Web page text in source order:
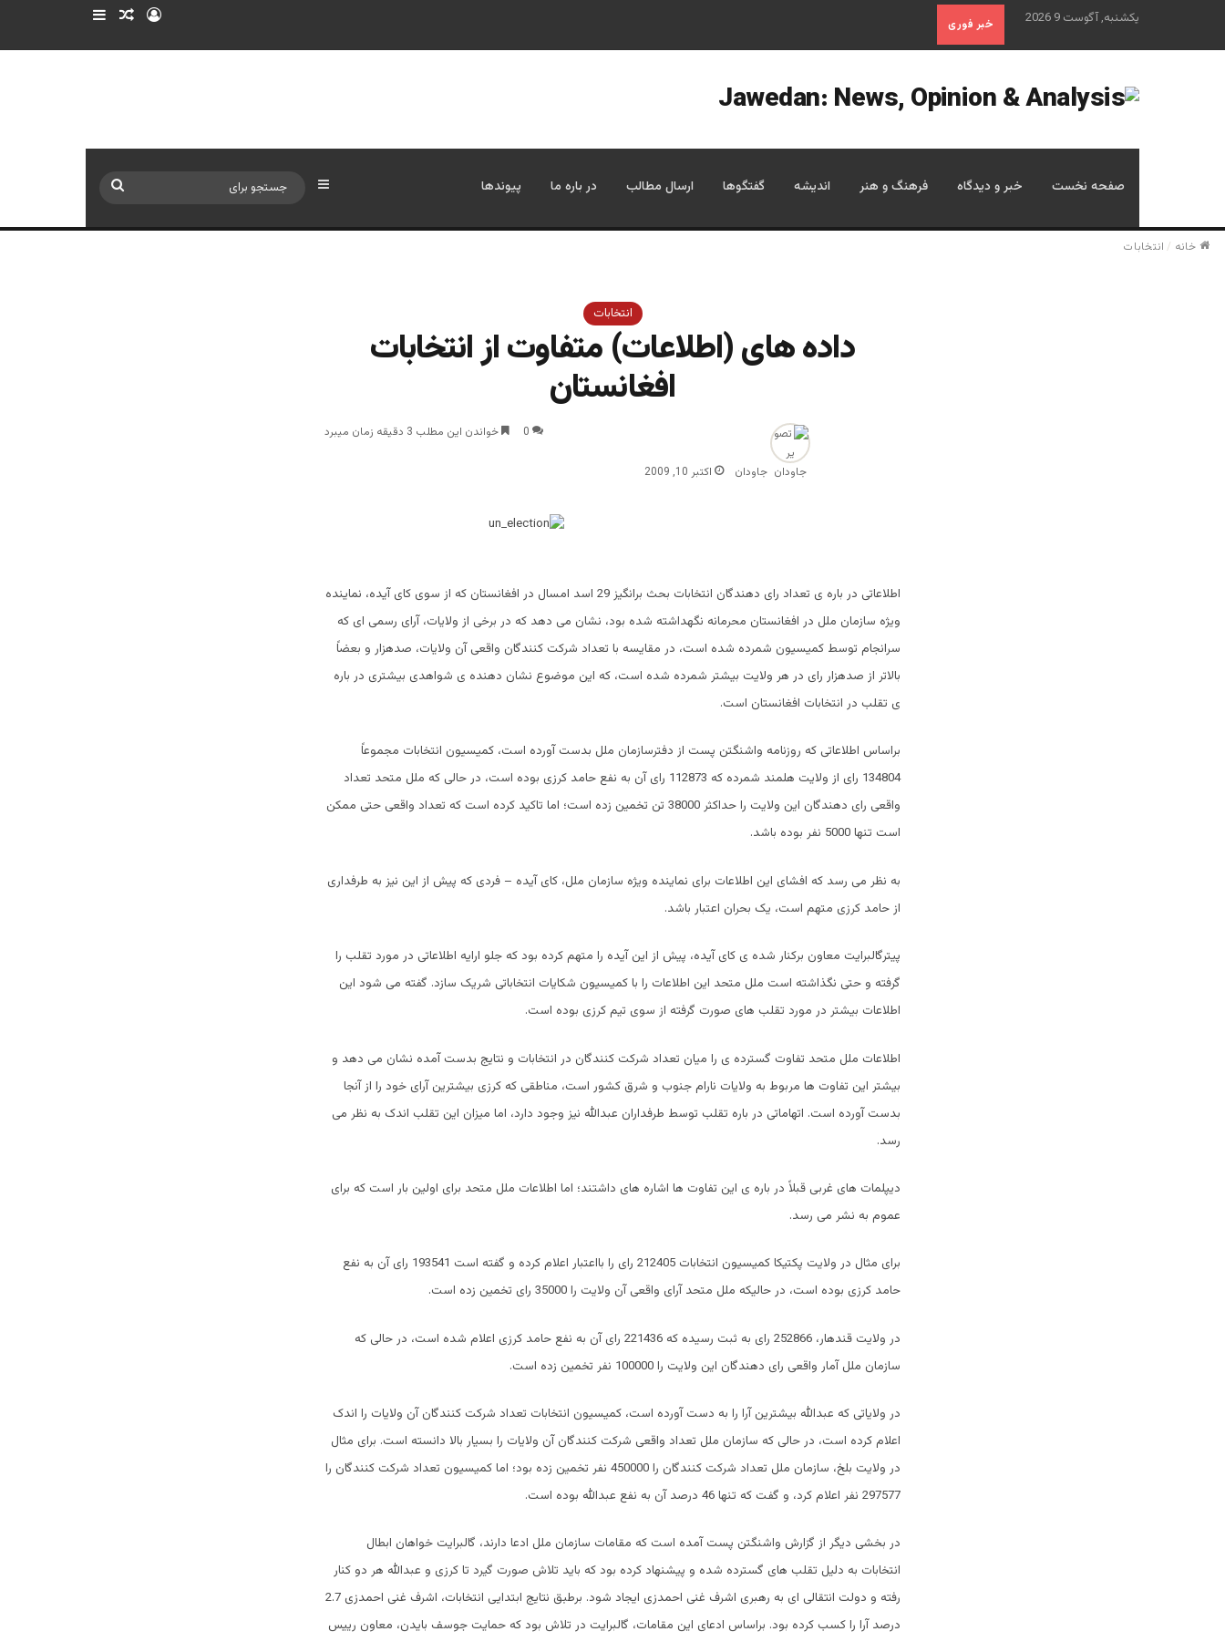
یکشنبه, آگوست 9 2026 خبر فوری ورود نوشته تصادفی
صفحه نخست خبر و دیدگاه فرهنگ و هنر اندیشه گفتگوها ارسال مطالب در باره ما پیوندها سایدبار
خانه / انتخابات
انتخابات
داده های (اطلاعات) متفاوت از انتخابات
افغانستان
جاودان اکتبر 10, 2009
0 خواندن این مطلب 3 دقیقه زمان میبرد
اطلاعاتی در باره ی تعداد رای دهندگان انتخابات بحث برانگیز 29 اسد امسال در افغانستان که از سوی کای آیده، نماینده
ویژه سازمان ملل در افغانستان محرمانه نگهداشته شده بود، نشان می دهد که در برخی از ولایات، آرای رسمی ای که
سرانجام توسط کمیسیون شمرده شده است، در مقایسه با تعداد شرکت کنندگان واقعی آن ولایات، صدهزار و بعضاً
بالاتر از صدهزار رای در هر ولایت بیشتر شمرده شده است، که این موضوع نشان دهنده ی شواهدی بیشتری در باره
ی تقلب در انتخابات افغانستان است.
براساس اطلاعاتی که روزنامه واشنگتن پست از دفترسازمان ملل بدست آورده است، کمیسیون انتخابات مجموعاً
134804 رای از ولایت هلمند شمرده که 112873 رای آن به نفع حامد کرزی بوده است، در حالی که ملل متحد تعداد
واقعی رای دهندگان این ولایت را حداکثر 38000 تن تخمین زده است؛ اما تاکید کرده است که تعداد واقعی حتی ممکن
است تنها 5000 نفر بوده باشد.
به نظر می رسد که افشای این اطلاعات برای نماینده ویژه سازمان ملل، کای آیده – فردی که پیش از این نیز به طرفداری
از حامد کرزی متهم است، یک بحران اعتبار باشد.
پیترگالبرایت معاون برکنار شده ی کای آیده، پیش از این آیده را متهم کرده بود که جلو ارایه اطلاعاتی در مورد تقلب را
گرفته و حتی نگذاشته است ملل متحد این اطلاعات را با کمیسیون شکایات انتخاباتی شریک سازد. گفته می شود این
اطلاعات بیشتر در مورد تقلب های صورت گرفته از سوی تیم کرزی بوده است.
اطلاعات ملل متحد تفاوت گسترده ی را میان تعداد شرکت کنندگان در انتخابات و نتایج بدست آمده نشان می دهد و
بیشتر این تفاوت ها مربوط به ولایات نارام جنوب و شرق کشور است، مناطقی که کرزی بیشترین آرای خود را از آنجا
بدست آورده است. اتهاماتی در باره تقلب توسط طرفداران عبدالله نیز وجود دارد، اما میزان این تقلب اندک به نظر می
رسد.
دیپلمات های غربی قبلاً در باره ی این تفاوت ها اشاره های داشتند؛ اما اطلاعات ملل متحد برای اولین بار است که برای
عموم به نشر می رسد.
برای مثال در ولایت پکتیکا کمیسیون انتخابات 212405 رای را بااعتبار اعلام کرده و گفته است 193541 رای آن به نفع
حامد کرزی بوده است، در حالیکه ملل متحد آرای واقعی آن ولایت را 35000 رای تخمین زده است.
در ولایت قندهار، 252866 رای به ثبت رسیده که 221436 رای آن به نفع حامد کرزی اعلام شده است، در حالی که
سازمان ملل آمار واقعی رای دهندگان این ولایت را 100000 نفر تخمین زده است.
در ولایاتی که عبدالله بیشترین آرا را به دست آورده است، کمیسیون انتخابات تعداد شرکت کنندگان آن ولایات را اندک
اعلام کرده است، در حالی که سازمان ملل تعداد واقعی شرکت کنندگان آن ولایات را بسیار بالا دانسته است. برای مثال
در ولایت بلخ، سازمان ملل تعداد شرکت کنندگان را 450000 نفر تخمین زده بود؛ اما کمیسیون تعداد شرکت کنندگان را
297577 نفر اعلام کرد، و گفت که تنها 46 درصد آن به نفع عبدالله بوده است.
در بخشی دیگر از گزارش واشنگتن پست آمده است که مقامات سازمان ملل ادعا دارند، گالبرایت خواهان ابطال
انتخابات به دلیل تقلب های گسترده شده و پیشنهاد کرده بود که باید تلاش صورت گیرد تا کرزی و عبدالله هر دو کنار
رفته و دولت انتقالی ای به رهبری اشرف غنی احمدزی ایجاد شود. برطبق نتایج ابتدایی انتخابات، اشرف غنی احمدزی 2.7
درصد آرا را کسب کرده بود. براساس ادعای این مقامات، گالبرایت در تلاش بود که حمایت جوسف بایدن، معاون رییس